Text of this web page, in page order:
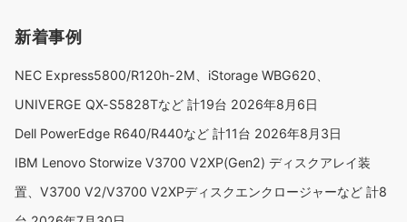
新着事例
NEC Express5800/R120h-2M、iStorage WBG620、
UNIVERGE QX-S5828Tなど 計19台 2026年8月6日
Dell PowerEdge R640/R440など 計11台 2026年8月3日
IBM Lenovo Storwize V3700 V2XP(Gen2) ディスクアレイ装
置、V3700 V2/V3700 V2XPディスクエンクロージャーなど 計8